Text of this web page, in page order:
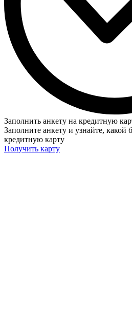
Заполнить анкету на кредитную
Заполните анкету и узнайте, какой
кредитную карту
Получить карту